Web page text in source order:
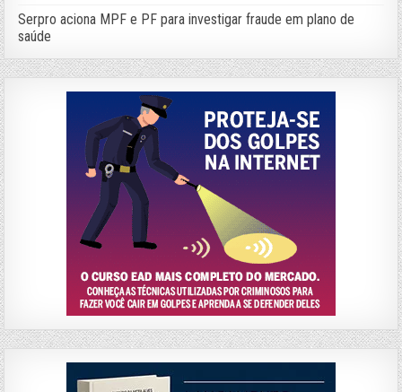
Serpro aciona MPF e PF para investigar fraude em plano de
saúde